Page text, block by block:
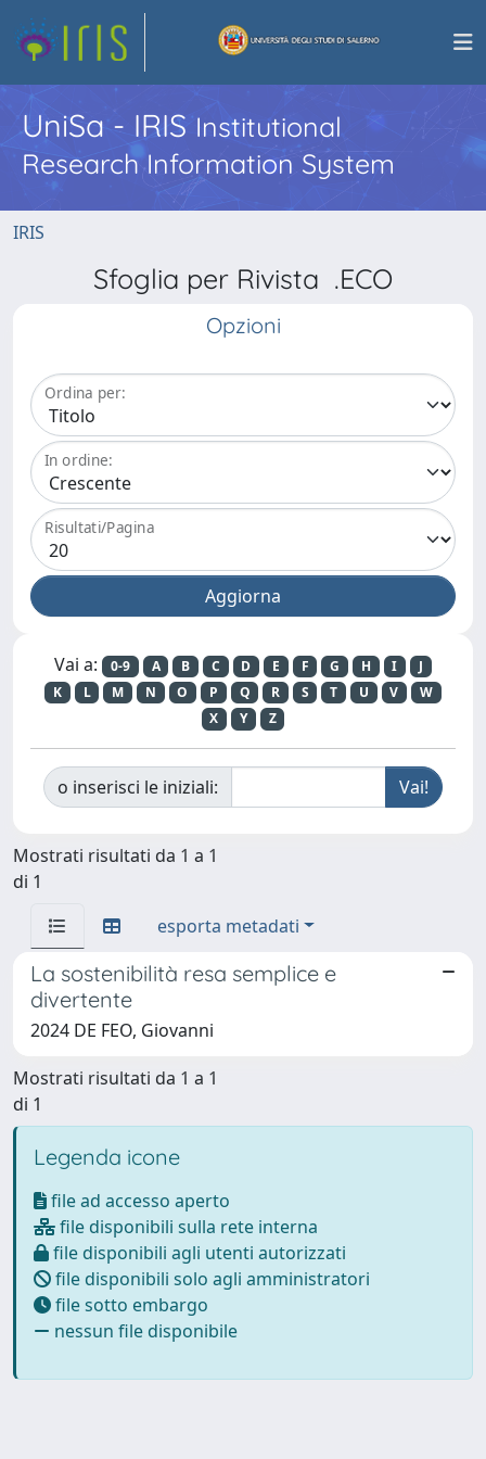
UniSa - IRISInstitutional
Research Information System
IRIS
Sfoglia per Rivista .ECO
Opzioni
Ordina per:
In ordine:
Risultati/Pagina
Vai a: 0-9 A B C D E F G H I
J
K
L M N O P Q R S T U V
W
X
Y Z
o inserisci le iniziali:
Mostrati risultati da 1 a 1
di 1
esporta metadati
La sostenibilità resa semplice e
divertente
2024 DE FEO, Giovanni
Mostrati risultati da 1 a 1
di 1
Legenda icone
file ad accesso aperto
file disponibili sulla rete interna
file disponibili agli utenti autorizzati
file disponibili solo agli amministratori
file sotto embargo
nessun file disponibile